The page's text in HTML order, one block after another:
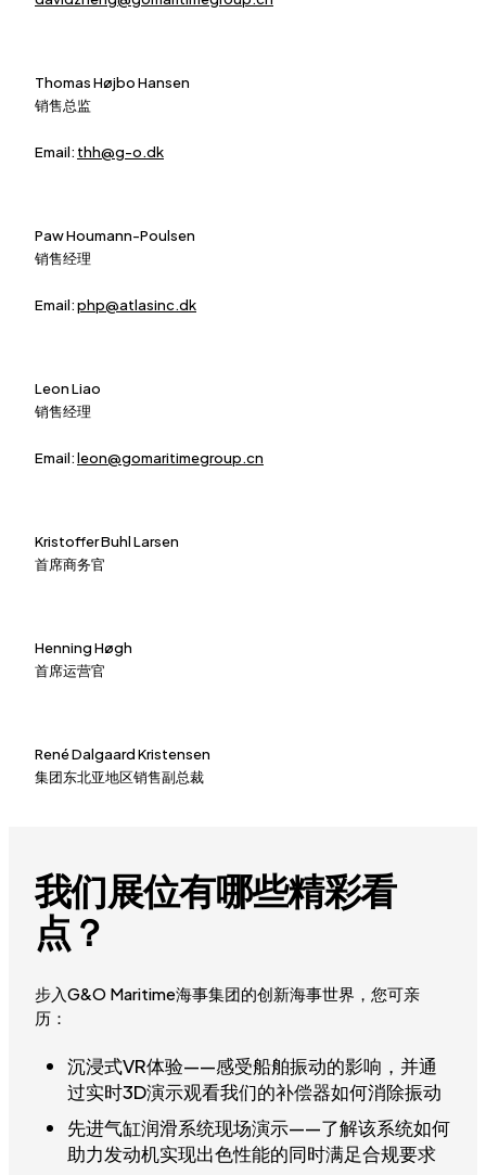
Thomas Højbo Hansen
销售总监
Email: thh@g-o.dk
Paw Houmann-Poulsen
销售经理
Email:php@atlasinc.dk
Leon Liao
销售经理
Email:leon@gomaritimegroup.cn
Kristoffer Buhl Larsen
首席商务官
Henning Høgh
首席运营官
René Dalgaard Kristensen
集团东北亚地区销售副总裁
我们展位有哪些精彩看
点？
步入G&O Maritime海事集团的创新海事世界，您可亲
历：
沉浸式VR体验——感受船舶振动的影响，并通
过实时3D演示观看我们的补偿器如何消除振动
先进气缸润滑系统现场演示——了解该系统如何
助力发动机实现出色性能的同时满足合规要求